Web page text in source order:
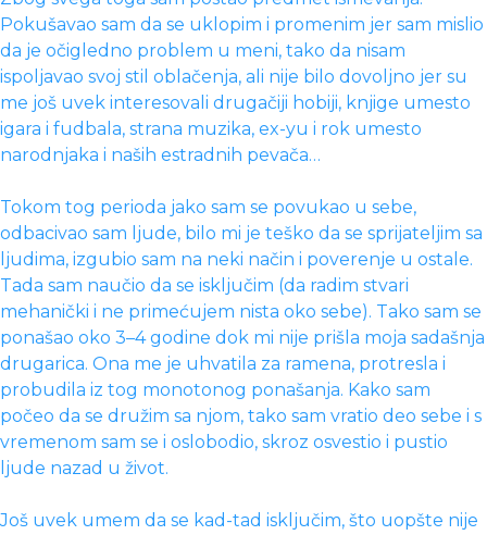
Pokušavao sam da se uklopim i promenim jer sam mislio
da je očigledno problem u meni, tako da nisam
ispoljavao svoj stil oblačenja, ali nije bilo dovoljno jer su
me još uvek interesovali drugačiji hobiji, knjige umesto
igara i fudbala, strana muzika, ex-yu i rok umesto
narodnjaka i naših estradnih pevača…
Tokom tog perioda jako sam se povukao u sebe,
odbacivao sam ljude, bilo mi je teško da se sprijateljim sa
ljudima, izgubio sam na neki način i poverenje u ostale.
Tada sam naučio da se isključim (da radim stvari
mehanički i ne primećujem nista oko sebe). Tako sam se
ponašao oko 3–4 godine dok mi nije prišla moja sadašnja
drugarica. Ona me je uhvatila za ramena, protresla i
probudila iz tog monotonog ponašanja. Kako sam
počeo da se družim sa njom, tako sam vratio deo sebe i s
vremenom sam se i oslobodio, skroz osvestio i pustio
ljude nazad u život.
Još uvek umem da se kad-tad isključim, što uopšte nije